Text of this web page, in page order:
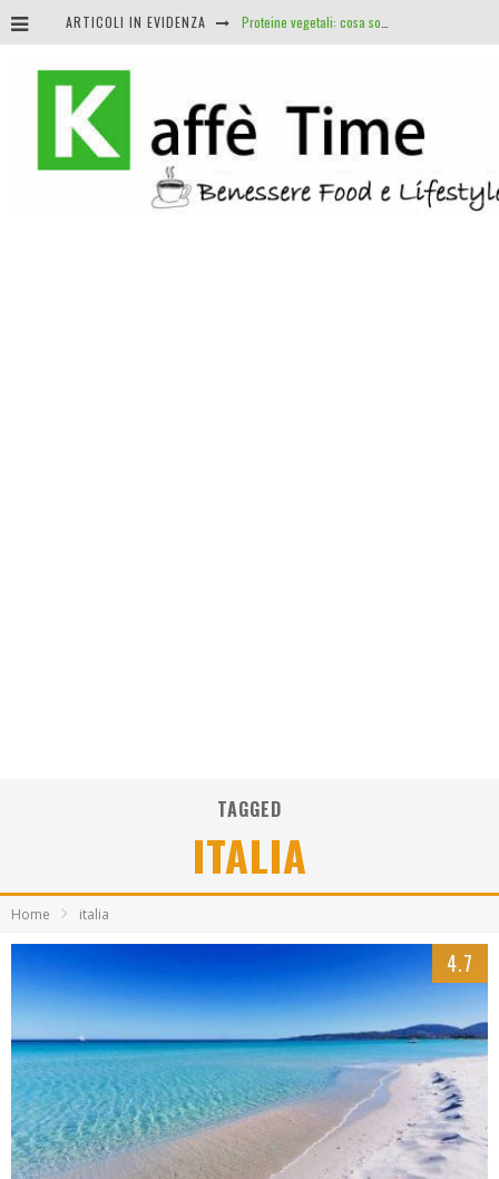
ARTICOLI IN EVIDENZA
Roulette e matematica: perché non esistono sistemi infallibili (e cosa sapere davvero)
TAGGED
ITALIA
Home italia
4.7